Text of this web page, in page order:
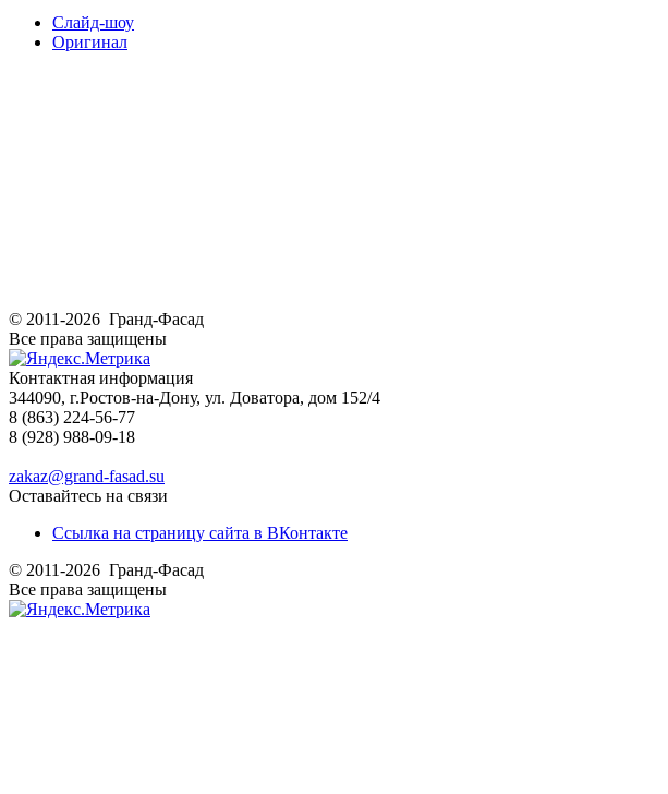
Слайд-шоу
Оригинал
© 2011-2026 Гранд-Фасад
Все права защищены
Контактная информация
344090, г.Ростов-на-Дону, ул. Доватора, дом 152/4
8 (863) 224-56-77
8 (928) 988-09-18
zakaz@grand-fasad.su
Оставайтесь на связи
Ссылка на страницу сайта в ВКонтакте
© 2011-2026 Гранд-Фасад
Все права защищены